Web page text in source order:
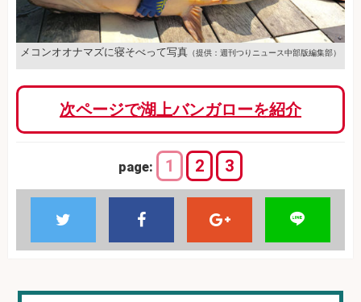
メコンオオナマズに寝そべって写真 （提供：週刊つりニュース中部版編集部）
次ページで湖上バンガローを紹介
page: 1 2 3